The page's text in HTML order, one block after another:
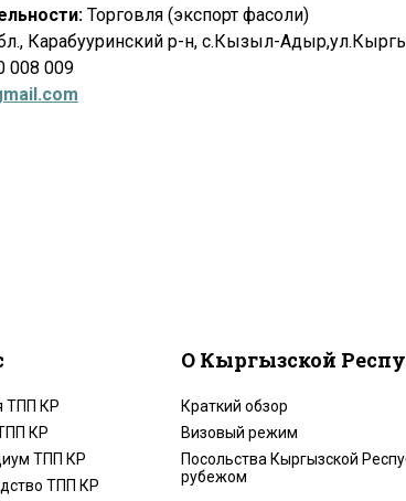
Торговля (экспорт фасоли)
Карабууринский р-н, с.Кызыл-
008 009
ТПП КР
КР
ТПП КР
ТПП КР
О Кыргызской
Краткий обзор
Визовый режим
Посольства Кыргызской
рубежом